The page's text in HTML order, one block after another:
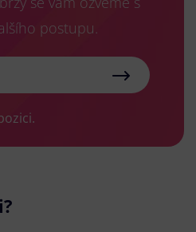
postupu.